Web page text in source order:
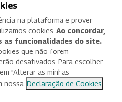
Desafios
Aberta
2-A, CEP 70.610-900,
DF
na plataforma e prover
cookies. Ao concordar,
as funcionalidades do site.
que não forem
desativados. Para escolher
"Alterar as minhas
nossa Declaração de Cookies